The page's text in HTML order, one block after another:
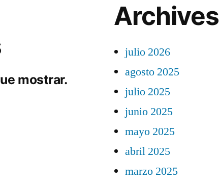
mostrar.
Archives
julio 2026
agosto 2025
julio 2025
junio 2025
mayo 2025
abril 2025
marzo 2025